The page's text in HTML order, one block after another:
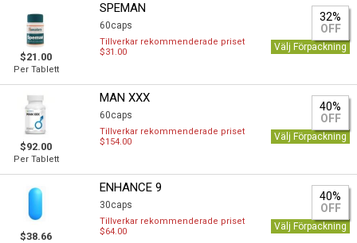
$21.00
Per Tablett
SPEMAN
60caps
32%
OFF
Tillverkar rekommenderade priset
$31.00
Välj Förpackning
$92.00
Per Tablett
MAN XXX
60caps
40%
OFF
Tillverkar rekommenderade priset
$154.00
Välj Förpackning
$38.66
ENHANCE 9
30caps
40%
OFF
Tillverkar rekommenderade priset
$64.00
Välj Förpackning